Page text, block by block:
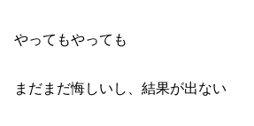
やってもやっても
まだまだ悔しいし、結果が出ない